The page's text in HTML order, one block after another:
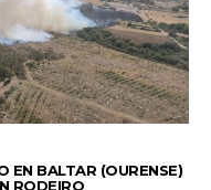
EN BALTAR (OURENSE)
RODEIRO